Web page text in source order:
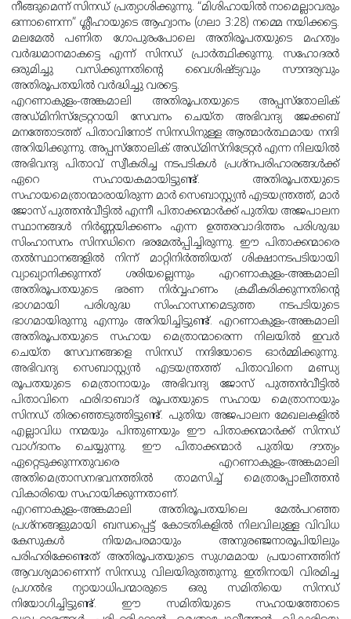
നീങ്ങുമെന്ന് സിനഡ് പ്രത്യാശിക്കുന്നു. “മിശിഹായില്‍ നാമെല്ലാവരും
ഒന്നാണെന്ന” ശ്ലീഹായുടെ ആഹ്വാനം (ഗലാ 3:28) നമ്മെ നയിക്കട്ടെ.
മലമേല്‍ പണിത ഗോപുരംപോലെ അതിരൂപതയുടെ മഹത്വം
വര്‍ദ്ധമാനമാകട്ടെ എന്ന് സിനഡ് പ്രാര്‍ത്ഥിക്കുന്നു. സഹോദരര്‍
ഒരുമിച്ചു വസിക്കുന്നതിന്റെ വൈശിഷ്ട്യവും സൗന്ദര്യവും
അതിരൂപതയില്‍ വര്‍ദ്ധിച്ചു വരട്ടെ.
എറണാകുളം-അങ്കമാലി അതിരൂപതയുടെ അപ്പസ്‌തോലിക്
അഡ്മിനിസ്‌ട്രേറ്ററായി സേവനം ചെയ്ത അഭിവന്ദ്യ ജേക്കബ്
മനത്തോടത്ത് പിതാവിനോട് സിനഡിനുള്ള ആത്മാര്‍ത്ഥമായ നന്ദി
അറിയിക്കുന്നു. അപ്പസ്‌തോലിക് അഡ്മിസ്‌നിട്രേറ്റര്‍ എന്ന നിലയില്‍
അഭിവന്ദ്യ പിതാവ് സ്വീകരിച്ച നടപടികള്‍ പ്രശ്‌നപരിഹാരങ്ങള്‍ക്ക്
ഏറെ സഹായകമായിട്ടുണ്ട്. അതിരൂപതയുടെ
സഹായമെത്രാന്മാരായിരുന്ന മാര്‍ സെബാസ്റ്റ്യന്‍ എടയന്ത്രത്ത്, മാര്‍
ജോസ് പുത്തന്‍വീട്ടില്‍ എന്നീ പിതാക്കന്മാര്‍ക്ക് പുതിയ അജപാലന
സ്ഥാനങ്ങള്‍ നിര്‍ണ്ണയിക്കണം എന്ന ഉത്തരവാദിത്തം പരിശുദ്ധ
സിംഹാസനം സിനഡിനെ ഭരമേല്‍പ്പിച്ചിരുന്നു. ഈ പിതാക്കന്മാരെ
തല്‍സ്ഥാനങ്ങളില്‍ നിന്ന് മാറ്റിനിര്‍ത്തിയത് ശിക്ഷാനടപടിയായി
വ്യാഖ്യാനിക്കുന്നത് ശരിയല്ലെന്നും എറണാകുളം-അങ്കമാലി
അതിരൂപതയുടെ ഭരണ നിര്‍വ്വഹണം ക്രമീകരിക്കുന്നതിന്റെ
ഭാഗമായി പരിശുദ്ധ സിംഹാസനമെടുത്ത നടപടിയുടെ
ഭാഗമായിരുന്നു എന്നും അറിയിച്ചിട്ടുണ്ട്. എറണാകുളം-അങ്കമാലി
അതിരൂപതയുടെ സഹായ മെത്രാന്മാരെന്ന നിലയില്‍ ഇവര്‍
ചെയ്ത സേവനങ്ങളെ സിനഡ് നന്ദിയോടെ ഓര്‍മ്മിക്കുന്നു.
അഭിവന്ദ്യ സെബാസ്റ്റ്യന്‍ എടയന്ത്രത്ത് പിതാവിനെ മണ്ഡ്യ
രൂപതയുടെ മെത്രാനായും അഭിവന്ദ്യ ജോസ് പുത്തന്‍വീട്ടില്‍
പിതാവിനെ ഫരിദാബാദ് രൂപതയുടെ സഹായ മെത്രാനായും
സിനഡ് തിരഞ്ഞെടുത്തിട്ടുണ്ട്. പുതിയ അജപാലന മേഖലകളില്‍
എല്ലാവിധ നന്മയും പിന്തുണയും ഈ പിതാക്കന്മാര്‍ക്ക് സിനഡ്
വാഗ്ദാനം ചെയ്യുന്നു. ഈ പിതാക്കന്മാര്‍ പുതിയ ദൗത്യം
ഏറ്റെടുക്കുന്നതുവരെ എറണാകുളം-അങ്കമാലി
അതിമെത്രാസനഭവനത്തില്‍ താമസിച്ച് മെത്രാപ്പോലീത്തന്‍
വികാരിയെ സഹായിക്കുന്നതാണ്.
എറണാകുളം-അങ്കമാലി അതിരൂപതയിലെ മേല്‍പറഞ്ഞ
പ്രശ്‌നങ്ങളുമായി ബന്ധപ്പെട്ട് കോടതികളില്‍ നിലവിലുള്ള വിവിധ
കേസുകള്‍ നിയമപരമായും അനുരഞ്ജനാരൂപിയിലും
പരിഹരിക്കേണ്ടത് അതിരൂപതയുടെ സുഗമമായ പ്രയാണത്തിന്
ആവശ്യമാണെന്ന് സിനഡു വിലയിരുത്തുന്നു. ഇതിനായി വിരമിച്ച
പ്രഗല്‍ഭ ന്യായാധിപന്മാരുടെ ഒരു സമിതിയെ സിനഡ്
നിയോഗിച്ചിട്ടുണ്ട്. ഈ സമിതിയുടെ സഹായത്തോടെ